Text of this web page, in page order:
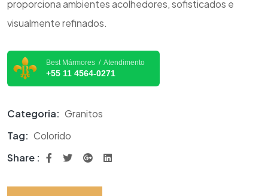
proporciona ambientes acolhedores, sofisticados e
visualmente refinados.
Best Mármores / Atendimento
+55 11 4564-0271
Categoria: Granitos
Tag: Colorido
Share :